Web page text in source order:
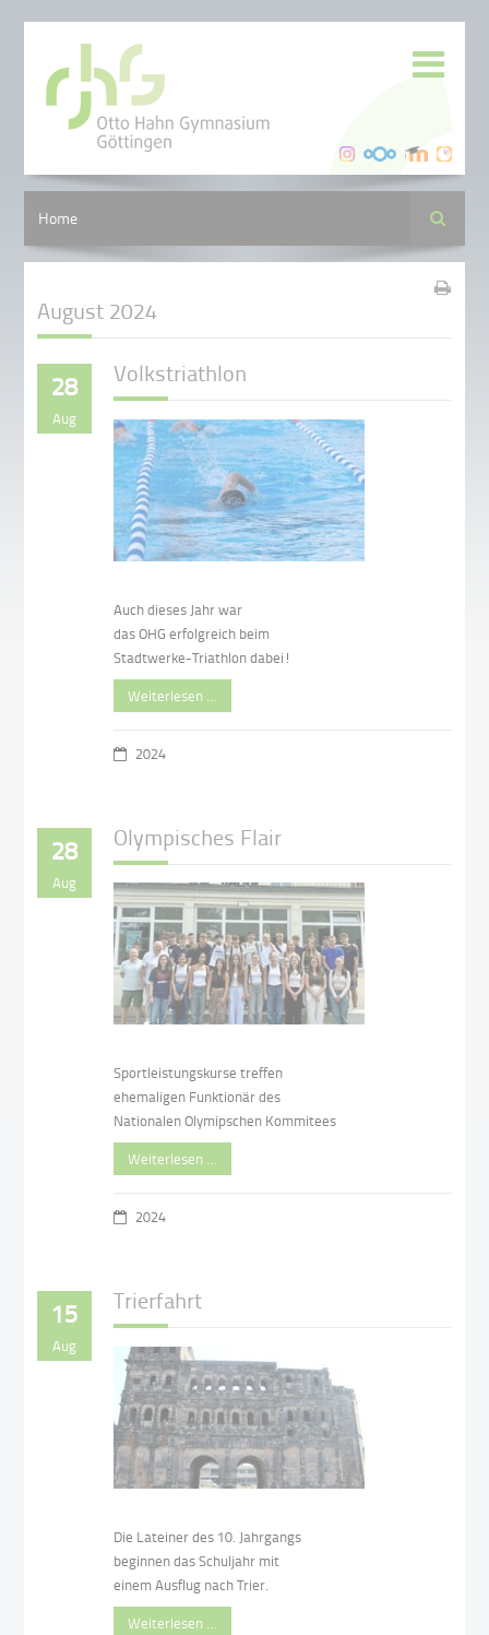
Home Suche
August 2024
28
Aug
Volkstriathlon
Auch dieses Jahr war
das OHG erfolgreich beim
Stadtwerke-Triathlon dabei!
Weiterlesen …
2024
28
Aug
Olympisches Flair
Sportleistungskurse treffen
ehemaligen Funktionär des
Nationalen Olymipschen Kommitees
Weiterlesen …
2024
15
Aug
Trierfahrt
Die Lateiner des 10. Jahrgangs
beginnen das Schuljahr mit
einem Ausflug nach Trier.
Weiterlesen …